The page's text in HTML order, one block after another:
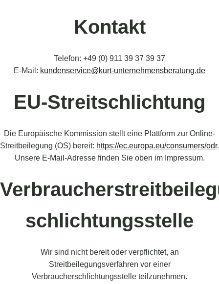
Kontakt
Telefon: +49 (0) 911 39 37 39 37
E-Mail: kundenservice@kurt-unternehmensberatung.de
EU-Streitschlichtung
Die Europäische Kommission stellt eine Plattform zur Online-
Streitbeilegung (OS) bereit: https://ec.europa.eu/consumers/odr.
Unsere E-Mail-Adresse finden Sie oben im Impressum.
schlichtungsstelle
Wir sind nicht bereit oder verpflichtet, an
Streitbeilegungsverfahren vor einer
Verbraucherschlichtungsstelle teilzunehmen.